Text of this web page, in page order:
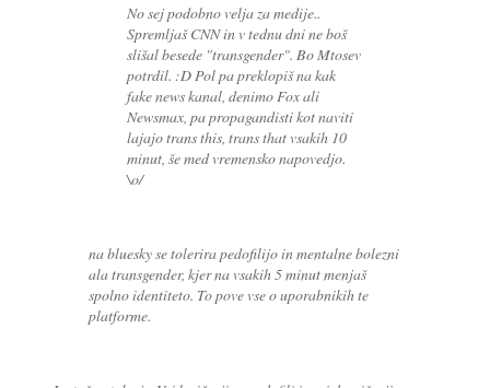
No sej podobno velja za medije..
Spremljaš CNN in v tednu dni ne boš
slišal besede "transgender". Bo Mtosev
potrdil. :D Pol pa preklopiš na kak
fake news kanal, denimo Fox ali
Newsmax, pa propagandisti kot naviti
lajajo trans this, trans that vsakih 10
minut, še med vremensko napovedjo.
\o/
na bluesky se tolerira pedofilijo in mentalne bolezni
ala transgender, kjer na vsakih 5 minut menjaš
spolno identiteto. To pove vse o uporabnikih te
platforme.